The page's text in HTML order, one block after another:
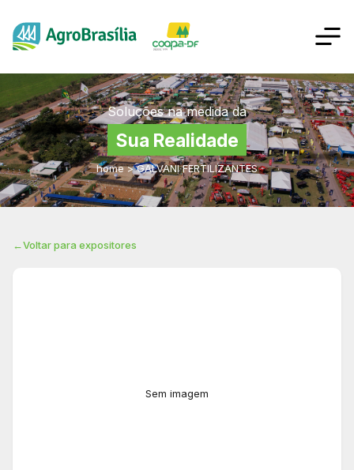
Soluções na medida da
Sua Realidade
home > GALVANI FERTILIZANTES
←Voltar para expositores
Sem imagem